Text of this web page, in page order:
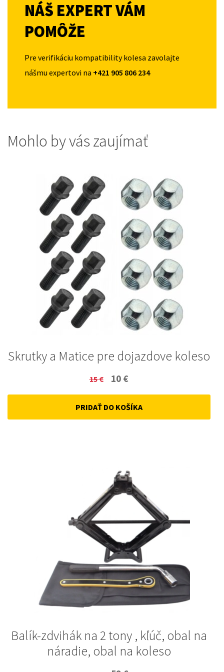
NÁŠ EXPERT VÁM
POMÔŽE
Pre verifikáciu kompatibility kolesa zavolajte
nášmu expertovi na +421 905 806 234
Mohlo by vás zaujímať
Skrutky a Matice pre dojazdove koleso
15€
Original
price
was:
10 €
price
is:
PRIDAŤ DO KOŠÍKA
Balík-zdvihák na 2 tony , kľúč, obal na
náradie, obal na koleso